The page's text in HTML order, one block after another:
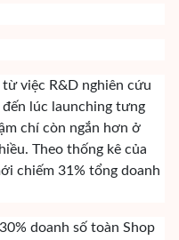
việc R&D nghiên cứu
lúc launching tưng
chí còn ngắn hơn ở
Theo thống kê của
chiếm 31% tổng doanh
doanh số toàn Shop